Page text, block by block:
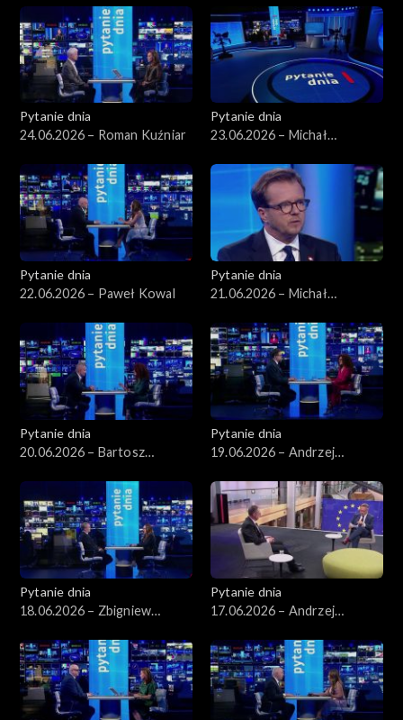
Pytanie dnia
24.06.2026 – Roman Kuźniar
Pytanie dnia
23.06.2026 – Michał
Pytanie dnia
22.06.2026 – Paweł Kowal
Pytanie dnia
21.06.2026 – Michał
Pytanie dnia
20.06.2026 – Bartosz
Pytanie dnia
19.06.2026 – Andrzej
Pytanie dnia
18.06.2026 – Zbigniew
Pytanie dnia
17.06.2026 – Andrzej